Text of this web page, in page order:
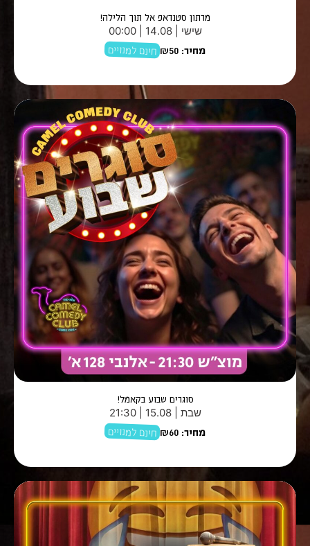
מרתון סטנדאפ אל תוך הלילה!
שישי | 14.08 | 00:00
מחיר: ₪50 חינם למנויים
סוגרים שבוע בקאמל!
שבת | 15.08 | 21:30
מחיר: ₪60 חינם למנויים